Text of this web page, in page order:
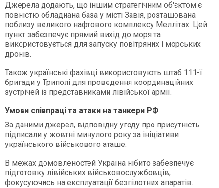
Джерела додають, що іншим стратегічним об'єктом є
повністю обладнана база у місті Завія, розташована
поблизу великого нафтового комплексу Меллітах. Цей
пункт забезпечує прямий вихід до моря та
використовується для запуску повітряних і морських
дронів.
Також українські фахівці використовують штаб 111-ї
бригади у Триполі для проведення координаційних
зустрічей із представниками лівійської армії.
Умови співпраці та атаки на танкери РФ
За даними джерел, відповідну угоду про присутність
підписали у жовтні минулого року за ініціативи
українського військового аташе.
В межах домовленостей Україна нібито забезпечує
підготовку лівійських військовослужбовців,
фокусуючись на експлуатації безпілотних апаратів.